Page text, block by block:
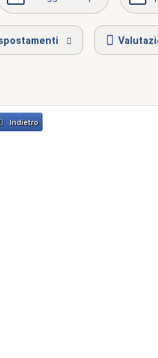
nei fine settimana
Indietro